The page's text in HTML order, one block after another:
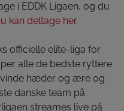
i EDDK Ligaen, og du
kan deltage her.
officielle elite-liga for
alle de bedste ryttere
hæder og ære og
danske team på
streames live på